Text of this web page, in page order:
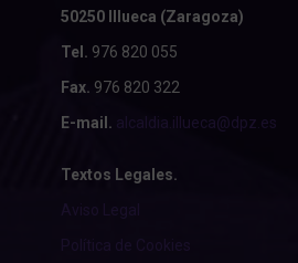
50250 Illueca (Zaragoza)
Tel. 976 820 055
Fax. 976 820 322
E-mail. alcaldia.illueca@dpz.es
Textos Legales.
Aviso Legal
Política de Cookies